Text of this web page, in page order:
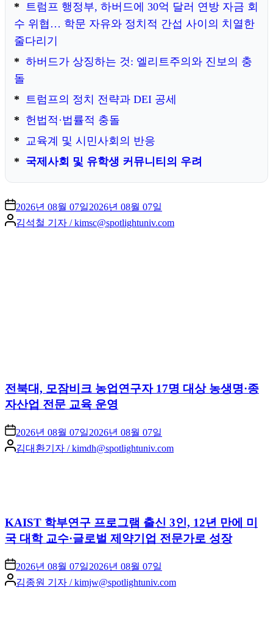
트럼프 행정부, 하버드에 30억 달러 연방 자금 회
수 위협… 학문 자유와 정치적 간섭 사이의 치열한
줄다리기
하버드가 상징하는 것: 엘리트주의와 진보의 충
돌
트럼프의 정치 전략과 DEI 공세
헌법적·법률적 충돌
교육계 및 시민사회의 반응
국제사회 및 유학생 커뮤니티의 우려
2026년 08월 07일2026년 08월 07일
Posted
by
김석철 기자 / kimsc@spotlightuniv.com
전북대, 모잠비크 농업연구자 17명 대상 농생명·종
자산업 전문 교육 운영
2026년 08월 07일2026년 08월 07일
Posted
by
김대환기자 / kimdh@spotlightuniv.com
KAIST 학부연구 프로그램 출신 3인, 12년 만에 미
국 대학 교수·글로벌 제약기업 전문가로 성장
2026년 08월 07일2026년 08월 07일
Posted
by
김종원 기자 / kimjw@spotlightuniv.com